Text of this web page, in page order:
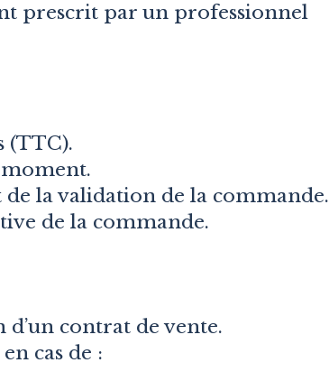
prescrit par un professionnel
(TTC).
la validation de la commande.
de la commande.
contrat de vente.
cas de :